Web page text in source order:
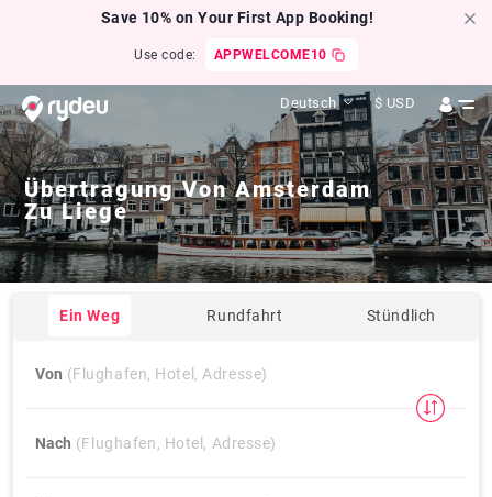
Save 10% on Your First App Booking!
Use code: APPWELCOME10
Deutsch $ USD
Übertragung Von Amsterdam
Zu Liege
Ein Weg Rundfahrt Stündlich
Von (Flughafen, Hotel, Adresse)
Nach (Flughafen, Hotel, Adresse)